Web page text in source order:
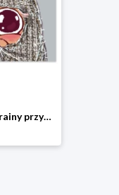
Kocyk. Podróż do krainy przytulności Mamania